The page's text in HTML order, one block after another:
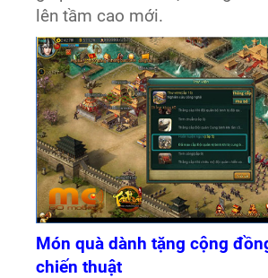
lên tầm cao mới.
Món quà dành tặng cộng
chiến thuật